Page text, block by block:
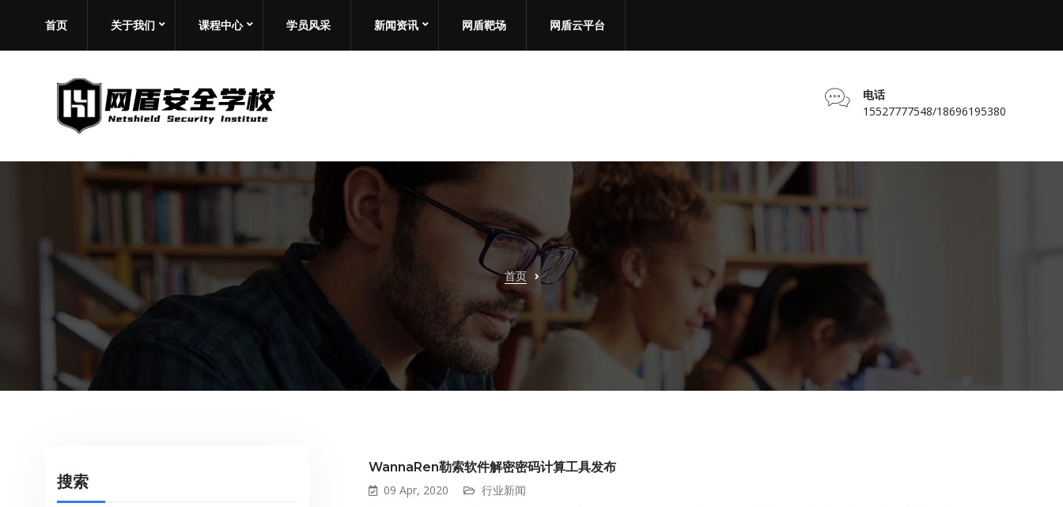
首页 关于我们 课程中心 学员风采 新闻资讯 网盾靶场 网盾云平台
电话
15527777548/18696195380
首页
WannaRen勒索软件解密密码计算工具发布
09 Apr, 2020
行业新闻
搜索